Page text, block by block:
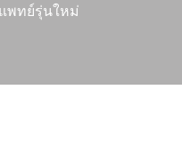
พทย์รุ่นใหม่